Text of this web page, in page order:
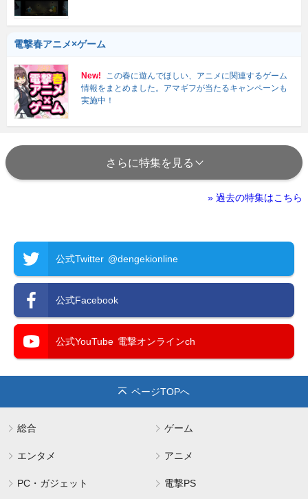
電撃春アニメ×ゲーム
New!
この春に遊んでほしい、アニメに関連するゲーム
情報をまとめました。アマギフが当たるキャンペーンも
実施中！
さらに特集を見る
» 過去の特集はこちら
公式Twitter @dengekionline
公式Facebook
公式YouTube 電撃オンラインch
ページTOPへ
総合 ゲーム
エンタメ アニメ
PC・ガジェット 電撃PS